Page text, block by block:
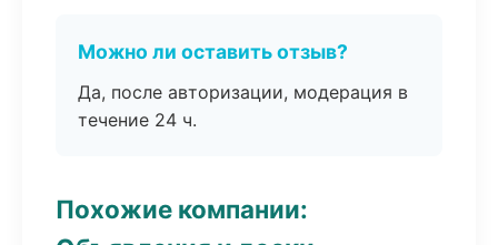
Можно ли оставить отзыв?
Да, после авторизации, модерация в
течение 24 ч.
Похожие компании: